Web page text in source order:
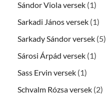
Sándor Viola versek (1)
Sarkadi János versek (1)
Sarkady Sándor versek (5)
Sárosi Árpád versek (1)
Sass Ervin versek (1)
Schvalm Rózsa versek (2)